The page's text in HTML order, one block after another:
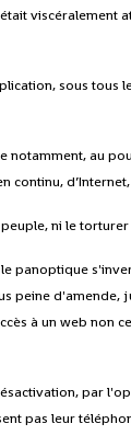
viscéralement
sous tous
notamment, au
continu,
ni le
panoptique
peine
à un web non
par
pas leur